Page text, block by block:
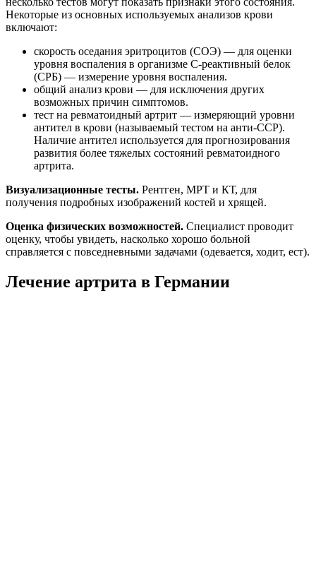
Некоторые из основных используемых анализов крови
включают:
скорость оседания эритроцитов (СОЭ) — для оценки
уровня воспаления в организме С-реактивный белок
(СРБ) — измерение уровня воспаления.
общий анализ крови — для исключения других
возможных причин симптомов.
тест на ревматоидный артрит — измеряющий уровни
антител в крови (называемый тестом на анти-CCP).
Наличие антител используется для прогнозирования
развития более тяжелых состояний ревматоидного
артрита.
Визуализационные тесты. Рентген, МРТ и КТ, для
получения подробных изображений костей и хрящей.
Оценка физических возможностей. Специалист проводит
оценку, чтобы увидеть, насколько хорошо больной
справляется с повседневными задачами (одевается, ходит, ест).
Лечение артрита в Германии